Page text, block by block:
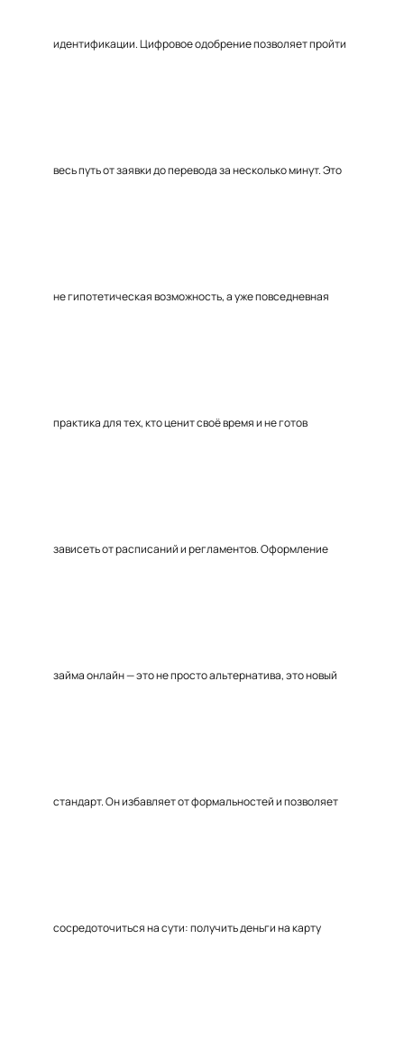
идентификации. Цифровое одобрение позволяет пройти
весь путь от заявки до перевода за несколько минут. Это
не гипотетическая возможность, а уже повседневная
практика для тех, кто ценит своё время и не готов
зависеть от расписаний и регламентов. Оформление
займа онлайн — это не просто альтернатива, это новый
стандарт. Он избавляет от формальностей и позволяет
сосредоточиться на сути: получить деньги на карту